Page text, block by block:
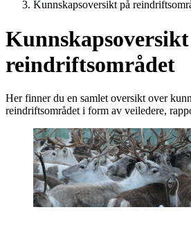
Kunnskapsoversikt på
reindriftsområdet
Her finner du en samlet oversikt over
reindriftsområdet i form av veiledere,